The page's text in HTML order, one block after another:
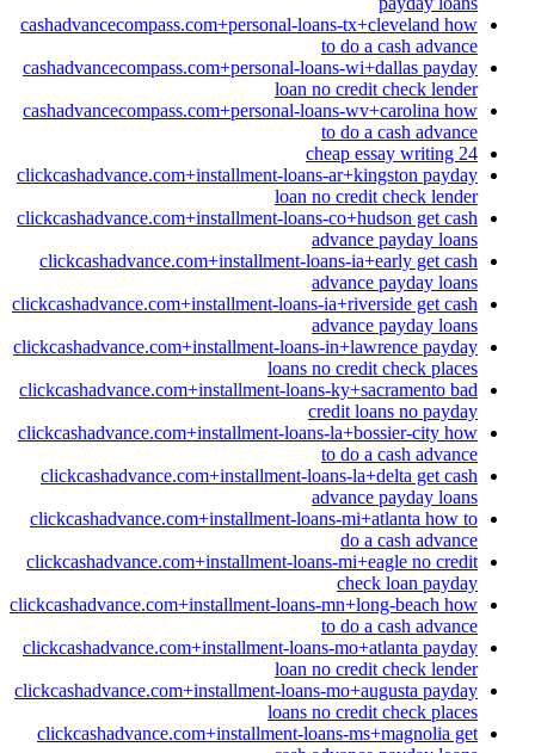
cashadvancecompass.com+personal-loans-tx+cleveland how
to do a cash advance
cashadvancecompass.com+personal-loans-wi+dallas payday
loan no credit check lender
cashadvancecompass.com+personal-loans-wv+carolina how
to do a cash advance
cheap essay writing 24
clickcashadvance.com+installment-loans-ar+kingston payday
loan no credit check lender
clickcashadvance.com+installment-loans-co+hudson get cash
advance payday loans
clickcashadvance.com+installment-loans-ia+early get cash
advance payday loans
clickcashadvance.com+installment-loans-ia+riverside get cash
advance payday loans
clickcashadvance.com+installment-loans-in+lawrence payday
loans no credit check places
clickcashadvance.com+installment-loans-ky+sacramento bad
credit loans no payday
clickcashadvance.com+installment-loans-la+bossier-city how
to do a cash advance
clickcashadvance.com+installment-loans-la+delta get cash
advance payday loans
clickcashadvance.com+installment-loans-mi+atlanta how to
do a cash advance
clickcashadvance.com+installment-loans-mi+eagle no credit
check loan payday
clickcashadvance.com+installment-loans-mn+long-beach how
to do a cash advance
clickcashadvance.com+installment-loans-mo+atlanta payday
loan no credit check lender
clickcashadvance.com+installment-loans-mo+augusta payday
loans no credit check places
clickcashadvance.com+installment-loans-ms+magnolia get